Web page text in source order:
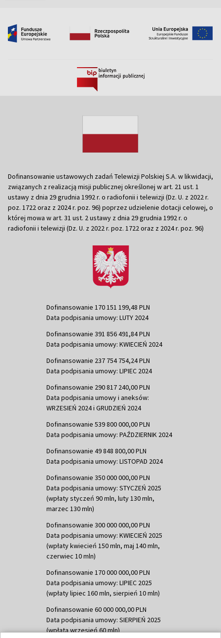
Dofinansowanie ustawowych zadań Telewizji Polskiej S.A. w likwidacji,
związanych z realizacją misji publicznej określonej w art. 21 ust. 1
ustawy z dnia 29 grudnia 1992 r. o radiofonii i telewizji (Dz. U. z 2022 r.
poz. 1722 oraz z 2024 r. poz. 96) poprzez udzielenie dotacji celowej, o
której mowa w art. 31 ust. 2 ustawy z dnia 29 grudnia 1992 r. o
radiofonii i telewizji (Dz. U. z 2022 r. poz. 1722 oraz z 2024 r. poz. 96)
Dofinansowanie 170 151 199,48 PLN
Data podpisania umowy: LUTY 2024
Dofinansowanie 391 856 491,84 PLN
Data podpisania umowy: KWIECIEŃ 2024
Dofinansowanie 237 754 754,24 PLN
Data podpisania umowy: LIPIEC 2024
Dofinansowanie 290 817 240,00 PLN
Data podpisania umowy i aneksów:
WRZESIEŃ 2024 i GRUDZIEŃ 2024
Dofinansowanie 539 800 000,00 PLN
Data podpisania umowy: PAŹDZIERNIK 2024
Dofinansowanie 49 848 800,00 PLN
Data podpisania umowy: LISTOPAD 2024
Dofinansowanie 350 000 000,00 PLN
Data podpisania umowy: STYCZEŃ 2025
(wpłaty styczeń 90 mln, luty 130 mln,
marzec 130 mln)
Dofinansowanie 300 000 000,00 PLN
Data podpisania umowy: KWIECIEŃ 2025
(wpłaty kwiecień 150 mln, maj 140 mln,
czerwiec 10 mln)
Dofinansowanie 170 000 000,00 PLN
Data podpisania umowy: LIPIEC 2025
(wpłaty lipiec 160 mln, sierpień 10 mln)
Dofinansowanie 60 000 000,00 PLN
Data podpisania umowy: SIERPIEŃ 2025
(wpłata wrzesień 60 mln)